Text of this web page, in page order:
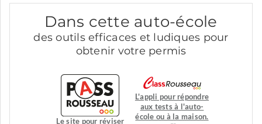
Dans cette auto-école
des outils efficaces et ludiques pour
obtenir votre permis
Le site pour réviser
L'appli pour répondre
aux tests à l'auto-
école ou à la maison.